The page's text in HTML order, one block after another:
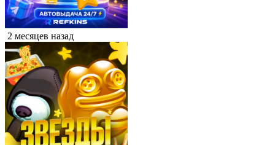
2 месяцев назад